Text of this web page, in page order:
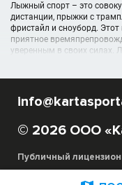
Лыжный спорт – это
дистанции, прыжки с
фристайл и сноуборд. Этот
приятное
уверенным в своих
САНКТ-ПЕТЕРБУРГЕ
полном объёме в данном
Благодаря сайту Карта
потребности и критерии
предоставлены
© 2026 ООО
Публичный